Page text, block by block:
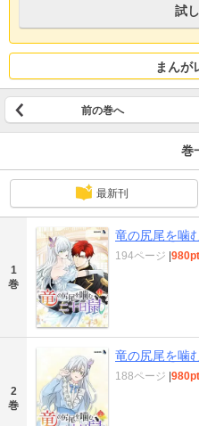
試
まんが
前の巻へ
巻
最新刊
1
巻
竜の尻尾を噛
194ページ 980pt
2
巻
竜の尻尾を噛
188ページ 980pt